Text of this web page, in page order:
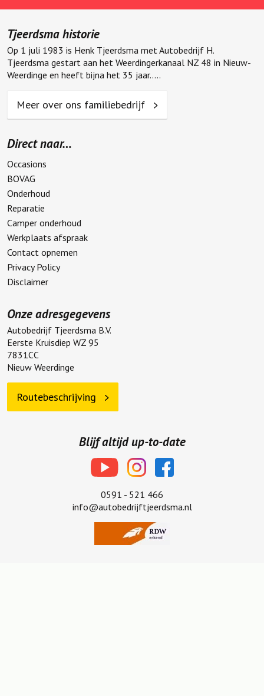
Blijf altijd up-to-date
0591 - 521 466
info@autobedrijftjeerdsma.nl
Tjeerdsma historie
Op 1 juli 1983 is Henk Tjeerdsma met Autobedrijf H.
Tjeerdsma gestart aan het Weerdingerkanaal NZ 48 in Nieuw-
Weerdinge en heeft bijna het 35 jaar.....
Meer over ons familiebedrijf
Direct naar…
Occasions
BOVAG
Onderhoud
Reparatie
Camper onderhoud
Werkplaats afspraak
Contact opnemen
Privacy Policy
Disclaimer
Onze adresgegevens
Autobedrijf Tjeerdsma B.V.
Eerste Kruisdiep WZ 95
7831CC
Nieuw Weerdinge
Routebeschrijving